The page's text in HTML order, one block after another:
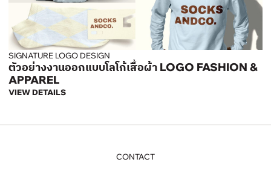
SIGNATURE LOGO DESIGN
ตัวอย่างงานออกแบบโลโก้เสื้อผ้า LOGO FASHION &
APPAREL
VIEW DETAILS
CONTACT